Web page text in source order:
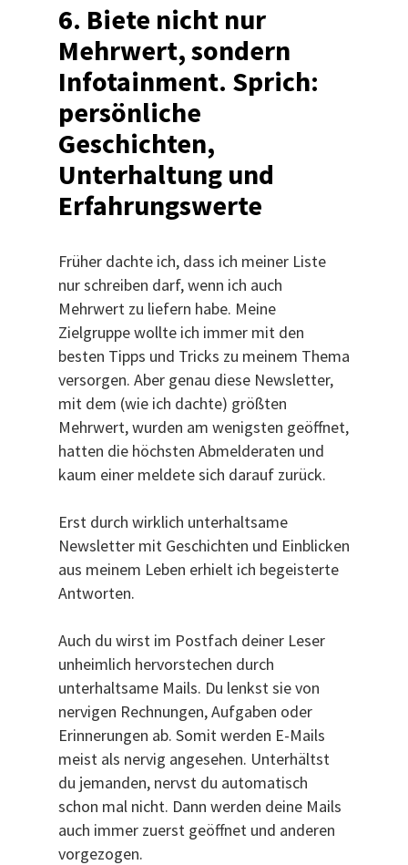
6. Biete nicht nur
Mehrwert, sondern
Infotainment. Sprich:
persönliche
Geschichten,
Unterhaltung und
Erfahrungswerte
Früher dachte ich, dass ich meiner Liste
nur schreiben darf, wenn ich auch
Mehrwert zu liefern habe. Meine
Zielgruppe wollte ich immer mit den
besten Tipps und Tricks zu meinem Thema
versorgen. Aber genau diese Newsletter,
mit dem (wie ich dachte) größten
Mehrwert, wurden am wenigsten geöffnet,
hatten die höchsten Abmelderaten und
kaum einer meldete sich darauf zurück.
Erst durch wirklich unterhaltsame
Newsletter mit Geschichten und Einblicken
aus meinem Leben erhielt ich begeisterte
Antworten.
Auch du wirst im Postfach deiner Leser
unheimlich hervorstechen durch
unterhaltsame Mails. Du lenkst sie von
nervigen Rechnungen, Aufgaben oder
Erinnerungen ab. Somit werden E-Mails
meist als nervig angesehen. Unterhältst
du jemanden, nervst du automatisch
schon mal nicht. Dann werden deine Mails
auch immer zuerst geöffnet und anderen
vorgezogen.